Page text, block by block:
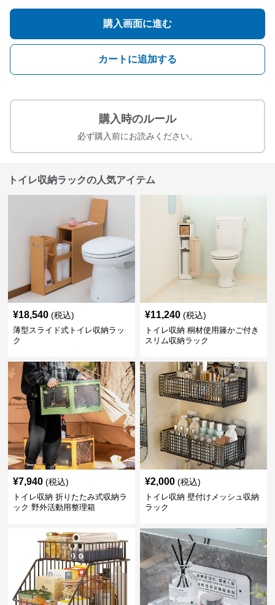
購入画面に進む
カートに追加する
購入時のルール
必ず購入前にお読みください。
トイレ収納ラックの人気アイテム
¥18,540 (税込)
薄型スライド式トイレ収納ラッ
ク
¥11,240 (税込)
トイレ収納 桐材使用籐かご付き
スリム収納ラック
¥7,940 (税込)
トイレ収納 折りたたみ式収納ラ
ック 野外活動用整理箱
¥2,000 (税込)
トイレ収納 壁付けメッシュ収納
ラック